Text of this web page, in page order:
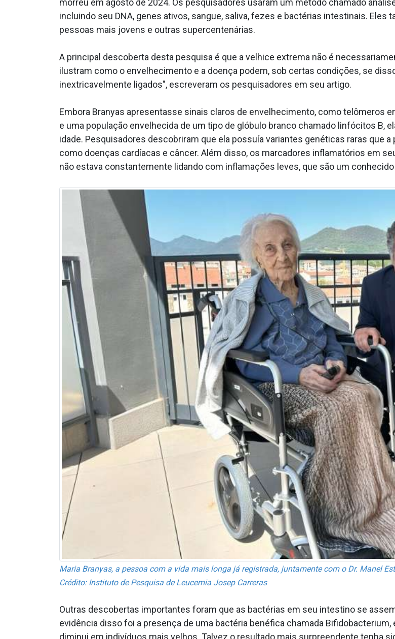
morreu em agosto de 2024. Os pesquisadores usaram um método chamado
incluindo seu DNA, genes ativos, sangue, saliva, fezes e bactérias intestinais.
pessoas mais jovens e outras supercentenárias.
A principal descoberta desta pesquisa é que a velhice extrema não é
ilustram como o envelhecimento e a doença podem, sob certas condições, se
inextricavelmente ligados", escreveram os pesquisadores em seu artigo.
Embora Branyas apresentasse sinais claros de envelhecimento, como telômeros
e uma população envelhecida de um tipo de glóbulo branco chamado linfócitos B,
idade. Pesquisadores descobriram que ela possuía variantes genéticas raras que
como doenças cardíacas e câncer. Além disso, os marcadores inflamatórios em
não estava constantemente lidando com inflamações leves, que são um
Maria Branyas, a pessoa com a vida mais longa já registrada, juntamente com o Dr. Manel
Crédito: Instituto de Pesquisa de Leucemia Josep Carreras
Outras descobertas importantes foram que as bactérias em seu intestino se
evidência disso foi a presença de uma bactéria benéfica chamada
diminui em indivíduos mais velhos. Talvez o resultado mais surpreendente tenha